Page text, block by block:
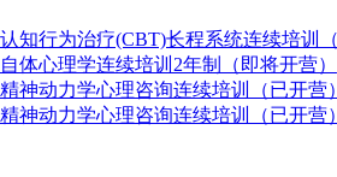
认知行为治疗(CBT)长程系统连续培训
自体心理学连续培训2年制（即将开营）
精神动力学心理咨询连续培训（已开营）
精神动力学心理咨询连续培训（已开营）